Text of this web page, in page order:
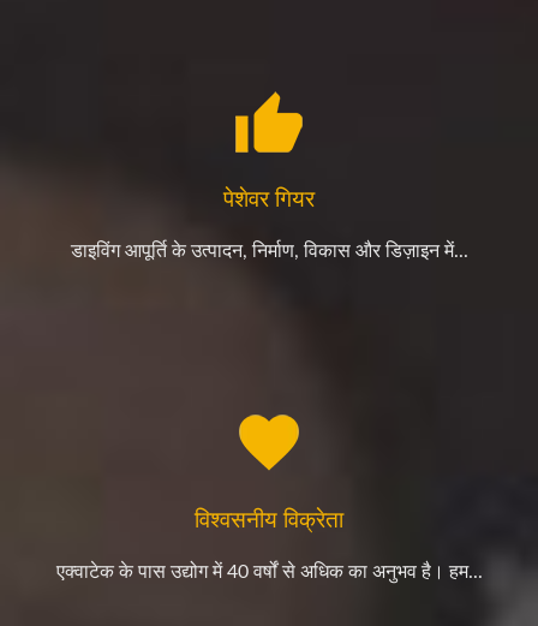
पेशेवर गियर
डाइविंग आपूर्ति के उत्पादन, निर्माण, विकास और डिज़ाइन में...
विश्वसनीय विक्रेता
एक्वाटेक के पास उद्योग में 40 वर्षों से अधिक का अनुभव है। हम...